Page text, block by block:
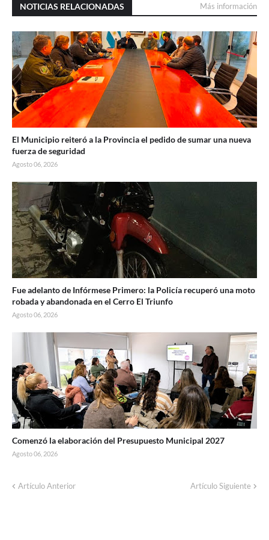
NOTICIAS RELACIONADAS Más información
El Municipio reiteró a la Provincia el pedido de sumar una nueva
fuerza de seguridad
Agosto 06, 2026
Fue adelanto de Infórmese Primero: la Policía recuperó una moto
robada y abandonada en el Cerro El Triunfo
Agosto 06, 2026
Comenzó la elaboración del Presupuesto Municipal 2027
Agosto 06, 2026
Artículo Anterior Artículo Siguiente